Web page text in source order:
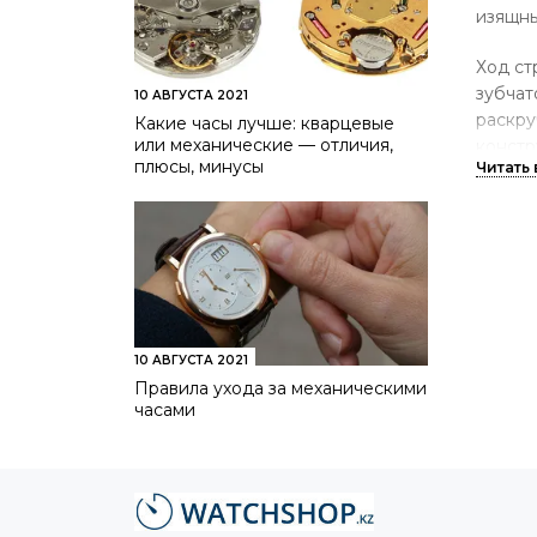
10 АВГУСТА 2021
Какие часы лучше: кварцевые
или механические — отличия,
плюсы, минусы
10 АВГУСТА 2021
Правила ухода за механическими
часами
Ход